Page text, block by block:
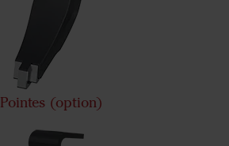
Pointes (option)